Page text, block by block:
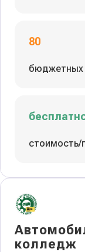
80
бюджетных
стоимость/
колледж